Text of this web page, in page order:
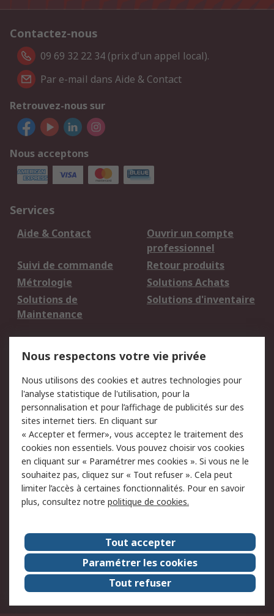
Contactez-nous
09 69 32 22 34 (prix d'un appel local).
Par e-mail dans Aide & Contact
Retrouvez-nous sur
Nous acceptons
Services
Aide & Contact
Ouvrir un compte
professionnel
Suivi de commande
Retour produits
Métrologie
Solutions Achats
Solutions de
Maintenance
Solutions d'inventaire
du site
Politique de protection
des données - Mise à
jour
Sécurité des E-mails
Conditions générales
de vente
Politique anti-
corruption
Campagnes marketing
A propos de RS
A propos de RS France
Evénements
Le groupe RS Group Plc
Presse
RS dans le monde
Démarche RSE
RS Particuliers
Nous respectons votre vie privée
Nous utilisons des cookies et autres technologies pour
l'analyse statistique de l'utilisation, pour la
personnalisation et pour l’affichage de publicités sur des
sites internet tiers. En cliquant sur
« Accepter et fermer», vous acceptez le traitement des
cookies non essentiels. Vous pouvez choisir vos cookies
en cliquant sur « Paramétrer mes cookies ». Si vous ne le
souhaitez pas, cliquez sur « Tout refuser ». Cela peut
limiter l’accès à certaines fonctionnalités. Pour en savoir
plus, consultez notre politique de cookies.
Tout accepter
Paramétrer les cookies
Tout refuser